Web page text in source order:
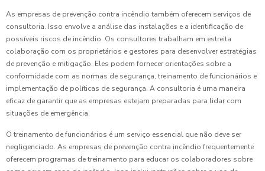
As empresas de prevenção contra incêndio também oferecem serviços de
consultoria. Isso envolve a análise das instalações e a identificação de
possíveis riscos de incêndio. Os consultores trabalham em estreita
colaboração com os proprietários e gestores para desenvolver estratégias
de prevenção e mitigação. Eles podem fornecer orientações sobre a
conformidade com as normas de segurança, treinamento de funcionários e
implementação de políticas de segurança. A consultoria é uma maneira
eficaz de garantir que as empresas estejam preparadas para lidar com
situações de emergência.
O treinamento de funcionários é um serviço essencial que não deve ser
negligenciado. As empresas de prevenção contra incêndio frequentemente
oferecem programas de treinamento para educar os colaboradores sobre